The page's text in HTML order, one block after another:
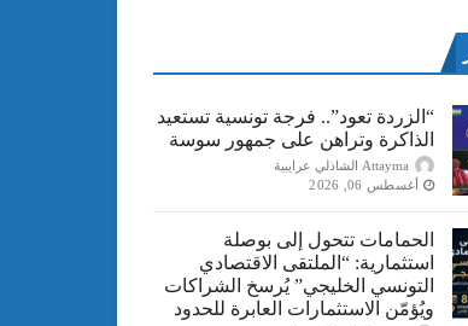
“الزردة تعود”.. فرجة تونسية تستعيد
الذاكرة وتراهن على جمهور سوسة
Attayma الشاذلي عرايبية
أغسطس 06, 2026
الحمامات تتحول إلى بوصلة
استثمارية: “الملتقى الاقتصادي
التونسي الخليجي” يُرسخ الشراكات
ويُؤمّن الاستثمارات العابرة للحدود